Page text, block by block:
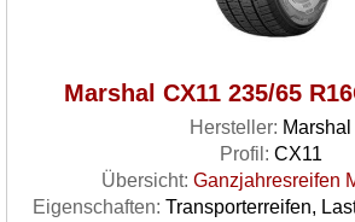
Marshal CX11 235/65
Hersteller: Marshal
Profil: CX11
Übersicht: Ganzjahresreifen
Eigenschaften: Transporterreifen,